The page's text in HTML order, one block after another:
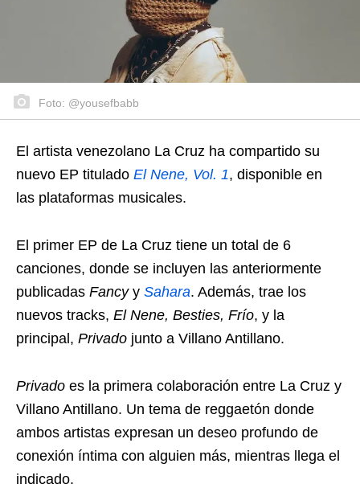
Foto: @yousefbabb
El artista venezolano La Cruz ha compartido su
nuevo EP titulado El Nene, Vol. 1, disponible en
las plataformas musicales.
El primer EP de La Cruz tiene un total de 6
canciones, donde se incluyen las anteriormente
publicadas Fancy y Sahara. Además, trae los
nuevos tracks, El Nene, Besties, Frío, y la
principal, Privado junto a Villano Antillano.
Privado es la primera colaboración entre La Cruz y
Villano Antillano. Un tema de reggaetón donde
ambos artistas expresan un deseo profundo de
conexión íntima con alguien más, mientras llega el
indicado.